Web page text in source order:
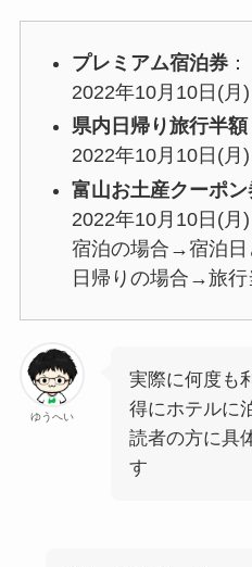
プレミアム宿泊券：
2022年10月10日(月
県内日帰り旅行半額
2022年10月10日(月
富山お土産クーポン
2022年10月10日(月
宿泊の場合→宿泊日
日帰りの場合→旅行
ゆうへい
実際に何度も
得にホテルに
読者の方に具
す